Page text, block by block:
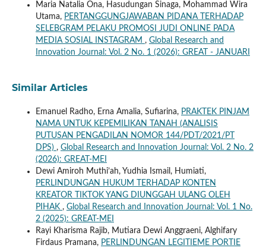
Maria Natalia Ona, Hasudungan Sinaga, Mohammad Wira
Utama, PERTANGGUNGJAWABAN PIDANA TERHADAP
SELEBGRAM PELAKU PROMOSI JUDI ONLINE PADA
MEDIA SOSIAL INSTAGRAM , Global Research and
Innovation Journal: Vol. 2 No. 1 (2026): GREAT - JANUARI
Similar Articles
Emanuel Radho, Erna Amalia, Sufiarina, PRAKTEK PINJAM
NAMA UNTUK KEPEMILIKAN TANAH (ANALISIS
PUTUSAN PENGADILAN NOMOR 144/PDT/2021/PT
DPS) , Global Research and Innovation Journal: Vol. 2 No. 2
(2026): GREAT-MEI
Dewi Amiroh Muthi’ah, Yudhia Ismail, Humiati,
PERLINDUNGAN HUKUM TERHADAP KONTEN
KREATOR TIKTOK YANG DIUNGGAH ULANG OLEH
PIHAK , Global Research and Innovation Journal: Vol. 1 No.
2 (2025): GREAT-MEI
Rayi Kharisma Rajib, Mutiara Dewi Anggraeni, Alghifary
Firdaus Pramana, PERLINDUNGAN LEGITIEME PORTIE